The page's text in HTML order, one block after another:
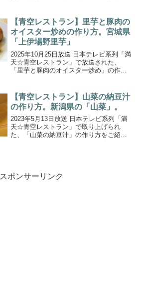
に合うタイバジルやシナモンの香りがす
るシナモンバジルな...
【青空レストラン】里芋と豚肉の
オイスター炒めの作り方。宮城県
「上伊場野里芋」
2025年10月25日放送 日本テレビ系列「満
天☆青空レストラン」で放送された、
「里芋と豚肉のオイスター炒め」の作り
も）」です。世界農業遺産にも指定され
たこの地で育てら...
【青空レストラン】山菜の納豆汁
の作り方。新潟県の「山菜」。
2023年5月13日放送 日本テレビ系列「満
天☆青空レストラン」で取り上げられ
た、「山菜の納豆汁」の作り方をご紹介
スポンサーリンク